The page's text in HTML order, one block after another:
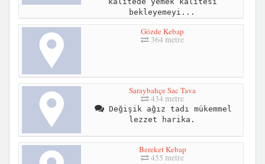
bekleyemeyi...
Gözde Kebap
364 metre
Saraybahçe Sac Tava
434 metre
Değişik ağız tadı mükemmel
lezzet harika.
Bereket Kebap
455 metre